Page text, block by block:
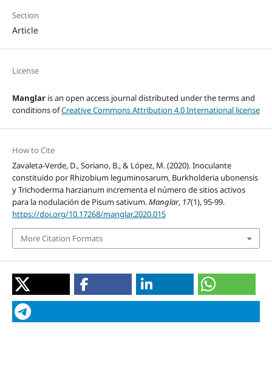
Section
Article
License
Manglar is an open access journal distributed under the terms and
conditions ofCreative Commons Attribution 4.0 International license
How to Cite
Zavaleta-Verde, D., Soriano, B., & López, M. (2020). Inoculante
constituido por Rhizobium leguminosarum, Burkholderia ubonensis
y Trichoderma harzianum incrementa el número de sitios activos
para la nodulación de Pisum sativum.Manglar, 17(1), 95-99.
https://doi.org/10.17268/manglar.2020.015
More Citation Formats